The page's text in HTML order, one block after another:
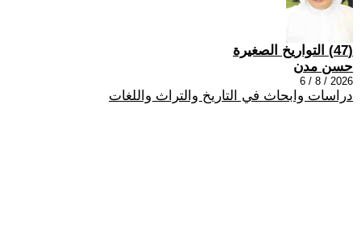
(47) التواريخ الصغيرة
حسن مدن
2026 / 8 / 6
دراسات وابحاث في التاريخ والتراث واللغات